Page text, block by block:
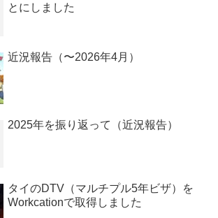
とにしました
近況報告（〜2026年4月）
2025年を振り返って（近況報告）
タイのDTV（マルチプル5年ビザ）を
Workcationで取得しました